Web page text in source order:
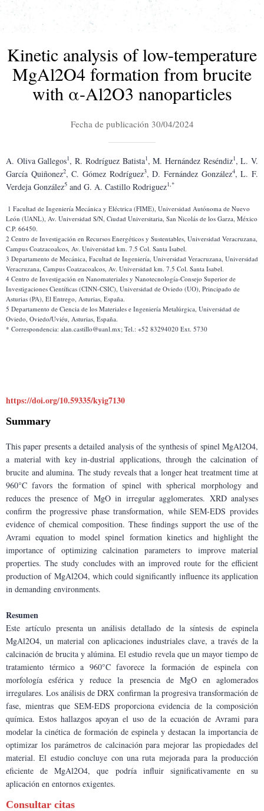
Kinetic analysis of low-temperature
MgAl2O4 formation from brucite
with α-Al2O3 nanoparticles
Fecha de publicación 30/04/2024
A. Oliva Gallegos1, R. Rodríguez Batista1, M. Hernández Reséndiz1, L. V.
García Quiñonez2, C. Gómez Rodríguez3, D. Fernández González4, L. F.
Verdeja González5 and G. A. Castillo Rodriguez1,*
León (UANL), Av. Universidad S/N, Ciudad Universitaria, San Nicolás de los Garza, México
C.P. 66450.
2 Centro de Investigación en Recursos Energéticos y Sustentables, Universidad Veracruzana,
Campus Coatzacoalcos, Av. Universidad km. 7.5 Col. Santa Isabel.
3 Departamento de Mecánica, Facultad de Ingeniería, Universidad Veracruzana, Universidad
Veracruzana, Campus Coatzacoalcos, Av. Universidad km. 7.5 Col. Santa Isabel.
4 Centro de Investigación en Nanomateriales y Nanotecnología-Consejo Superior de
Investigaciones Científicas (CINN-CSIC), Universidad de Oviedo (UO), Principado de
Asturias (PA), El Entrego, Asturias, España.
5 Departamento de Ciencia de los Materiales e Ingeniería Metalúrgica, Universidad de
Oviedo, Oviedo/Uviéu, Asturias, España.
* Correspondencia: alan.castillo@uanl.mx; Tel.: +52 83294020 Ext. 5730
https://doi.org/10.59335/kyig7130
Summary
This paper presents a detailed analysis of the synthesis of spinel MgAl2O4,
a material with key in-dustrial applications, through the calcination of
brucite and alumina. The study reveals that a longer heat treatment time at
960°C favors the formation of spinel with spherical morphology and
reduces the presence of MgO in irregular agglomerates. XRD analyses
confirm the progressive phase transformation, while SEM-EDS provides
evidence of chemical composition. These findings support the use of the
Avrami equation to model spinel formation kinetics and highlight the
importance of optimizing calcination parameters to improve material
properties. The study concludes with an improved route for the efficient
production of MgAl2O4, which could significantly influence its application
in demanding environments.
Resumen
Este artículo presenta un análisis detallado de la síntesis de espinela
MgAl2O4, un material con aplicaciones industriales clave, a través de la
calcinación de brucita y alúmina. El estudio revela que un mayor tiempo de
tratamiento térmico a 960°C favorece la formación de espinela con
morfología esférica y reduce la presencia de MgO en aglomerados
irregulares. Los análisis de DRX confirman la progresiva transformación de
fase, mientras que SEM-EDS proporciona evidencia de la composición
química. Estos hallazgos apoyan el uso de la ecuación de Avrami para
modelar la cinética de formación de espinela y destacan la importancia de
optimizar los parámetros de calcinación para mejorar las propiedades del
material. El estudio concluye con una ruta mejorada para la producción
eficiente de MgAl2O4, que podría influir significativamente en su
aplicación en entornos exigentes.
Consultar citas